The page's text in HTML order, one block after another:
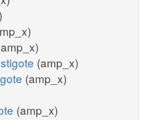
(amp_x)
(amp_x)
(amp_x)